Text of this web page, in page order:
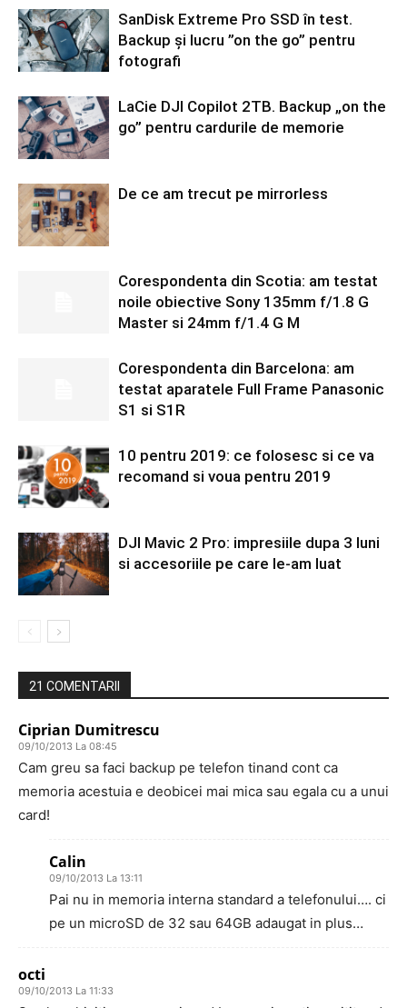
SanDisk Extreme Pro SSD în test.
Backup și lucru ”on the go” pentru
fotografi
LaCie DJI Copilot 2TB. Backup „on the
go” pentru cardurile de memorie
De ce am trecut pe mirrorless
Corespondenta din Scotia: am testat
noile obiective Sony 135mm f/1.8 G
Master si 24mm f/1.4 G M
Corespondenta din Barcelona: am
testat aparatele Full Frame Panasonic
S1 si S1R
10 pentru 2019: ce folosesc si ce va
recomand si voua pentru 2019
DJI Mavic 2 Pro: impresiile dupa 3 luni
si accesoriile pe care le-am luat
21 COMENTARII
Ciprian Dumitrescu
09/10/2013 La 08:45
Cam greu sa faci backup pe telefon tinand cont ca
memoria acestuia e deobicei mai mica sau egala cu a unui
card!
Calin
09/10/2013 La 13:11
Pai nu in memoria interna standard a telefonului…. ci
pe un microSD de 32 sau 64GB adaugat in plus…
octi
09/10/2013 La 11:33